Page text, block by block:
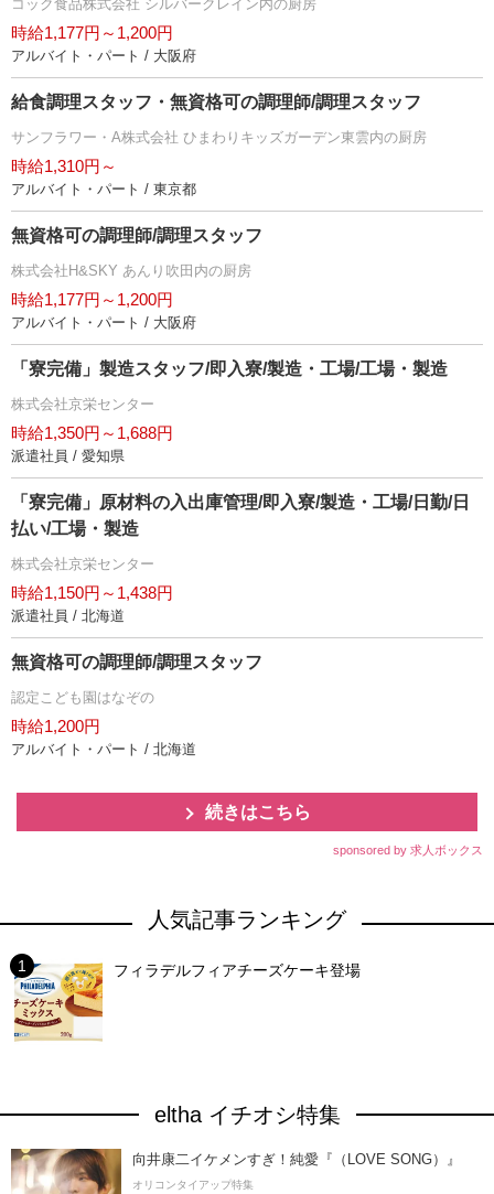
コック食品株式会社 シルバークレイン内の厨房
時給1,177円～1,200円
アルバイト・パート / 大阪府
給食調理スタッフ・無資格可の調理師/調理スタッフ
サンフラワー・A株式会社 ひまわりキッズガーデン東雲内の厨房
時給1,310円～
アルバイト・パート / 東京都
無資格可の調理師/調理スタッフ
株式会社H&SKY あんり吹田内の厨房
時給1,177円～1,200円
アルバイト・パート / 大阪府
「寮完備」製造スタッフ/即入寮/製造・工場/工場・製造
株式会社京栄センター
時給1,350円～1,688円
派遣社員 / 愛知県
「寮完備」原材料の入出庫管理/即入寮/製造・工場/日勤/日
払い/工場・製造
株式会社京栄センター
時給1,150円～1,438円
派遣社員 / 北海道
無資格可の調理師/調理スタッフ
認定こども園はなぞの
時給1,200円
アルバイト・パート / 北海道
続きはこちら
sponsored by 求人ボックス
人気記事ランキング
フィラデルフィアチーズケーキ登場
eltha イチオシ特集
向井康二イケメンすぎ！純愛『（LOVE SONG）』
オリコンタイアップ特集